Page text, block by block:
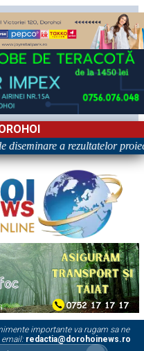
a rezultatelor
importante va rugam sa ne
redactia@dorohoinews.ro